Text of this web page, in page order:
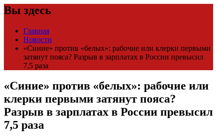
Вы здесь
Главная
Новости
«Синие» против «белых»: рабочие или клерки первыми
затянут пояса? Разрыв в зарплатах в России превысил
7,5 раза
«Синие» против «белых»: рабочие или
клерки первыми затянут пояса?
Разрыв в зарплатах в России превысил
7,5 раза